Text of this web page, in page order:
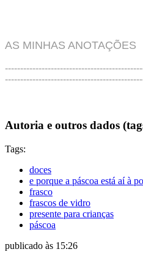
AS MINHAS ANOTAÇÕES
Autoria e outros dados
Tags:
doces
e porque a páscoa está aí à
frasco
frascos de vidro
presente para crianças
páscoa
publicado às 15:26